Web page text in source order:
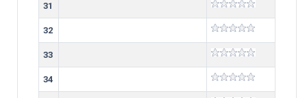
31
32
33
34